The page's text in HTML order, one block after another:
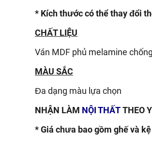
* Kích thước có thể thay đổi
CHẤT LIỆU
Ván MDF phủ melamine
MÀU SẮC
Đa dạng màu lựa chọn
NHẬN LÀM NỘI THẤTTHEO
* Giá chưa bao gồm ghế và